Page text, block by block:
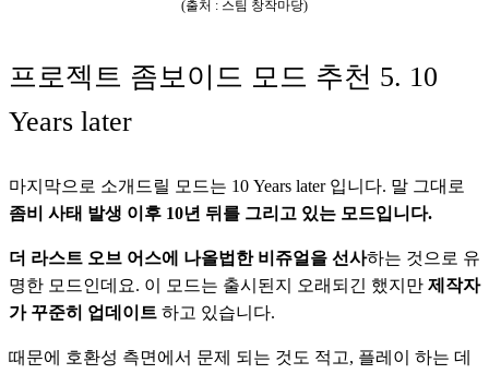
(출처 : 스팀 창작마당)
프로젝트 좀보이드 모드 추천 5. 10
Years later
좀비 사태 발생 이후 10년 뒤를 그리고 있는 모드입니다.
더 라스트 오브 어스에 나올법한 비쥬얼을 선사하는 것으로 유
명한 모드인데요. 이 모드는 출시된지 오래되긴 했지만 제작자
가 꾸준히 업데이트 하고 있습니다.
때문에 호환성 측면에서 문제 되는 것도 적고, 플레이 하는 데